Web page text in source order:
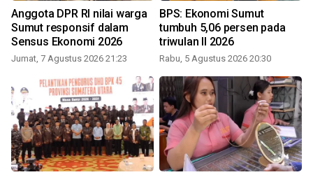
Anggota DPR RI nilai warga
Sumut responsif dalam
Sensus Ekonomi 2026
Jumat, 7 Agustus 2026 21:23
BPS: Ekonomi Sumut
tumbuh 5,06 persen pada
triwulan II 2026
Rabu, 5 Agustus 2026 20:30